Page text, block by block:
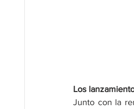
Los
Junto con la